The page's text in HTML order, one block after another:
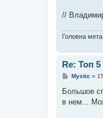
//
Головна
Re: Топ
П
в
д
Mystic »
Большое
в нем...